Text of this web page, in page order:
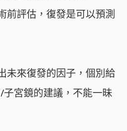
前評估，復發是可以預測
未來復發的因子，個別給
宮鏡的建議，不能一昧